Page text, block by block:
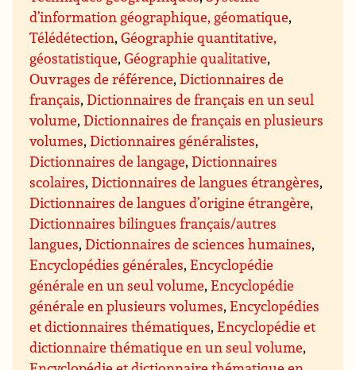
d’information géographique, géomatique,
Télédétection,Géographie quantitative,
géostatistique,Géographie qualitative,
Ouvrages de référence,Dictionnaires de
français,Dictionnaires de français en un seul
volume,Dictionnaires de français en plusieurs
volumes,Dictionnaires généralistes,
Dictionnaires de langage,Dictionnaires
scolaires,Dictionnaires de langues étrangères,
Dictionnaires de langues d’origine étrangère,
Dictionnaires bilingues français/autres
langues,Dictionnaires de sciences humaines,
Encyclopédies générales,Encyclopédie
générale en un seul volume,Encyclopédie
générale en plusieurs volumes,Encyclopédies
et dictionnaires thématiques,Encyclopédie et
dictionnaire thématique en un seul volume,